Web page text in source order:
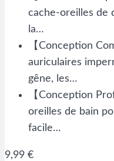
cache-oreilles de
la…
【Conception
auriculaires
gêne, les…
【Conception
oreilles de bain
facile…
9,99 €